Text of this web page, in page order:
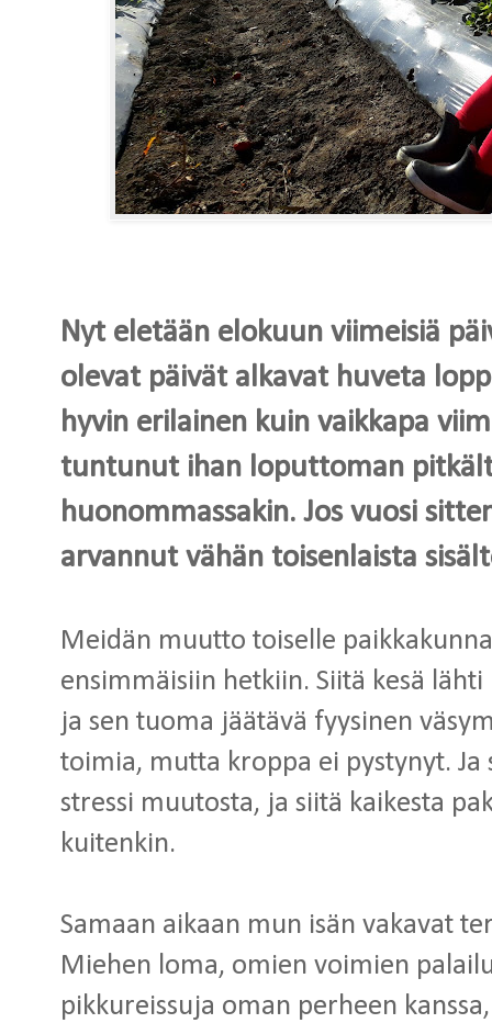
Nyt eletään elokuun viimeisiä
olevat päivät alkavat huveta
hyvin erilainen kuin vaikkapa
tuntunut ihan loputtoman
huonommassakin. Jos vuosi
arvannut vähän toisenlaista
Meidän muutto toiselle
ensimmäisiin hetkiin. Siitä kesä
ja sen tuoma jäätävä fyysinen
toimia, mutta kroppa ei pystynyt.
stressi muutosta, ja siitä kaikesta
kuitenkin.
Samaan aikaan mun isän vakavat
Miehen loma, omien voimien
pikkureissuja oman perheen